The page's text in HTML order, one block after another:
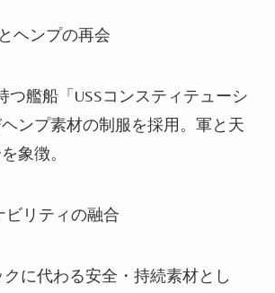
ヘンプの再会
つ艦船「USSコンスティテューシ
ンプ素材の制服を採用。軍と天
象徴。
ビリティの融合
クに代わる安全・持続素材とし